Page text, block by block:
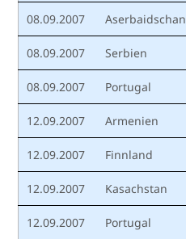
08.09.2007 Aserbaidschan
08.09.2007 Serbien
08.09.2007 Portugal
12.09.2007 Armenien
12.09.2007 Finnland
12.09.2007 Kasachstan
12.09.2007 Portugal